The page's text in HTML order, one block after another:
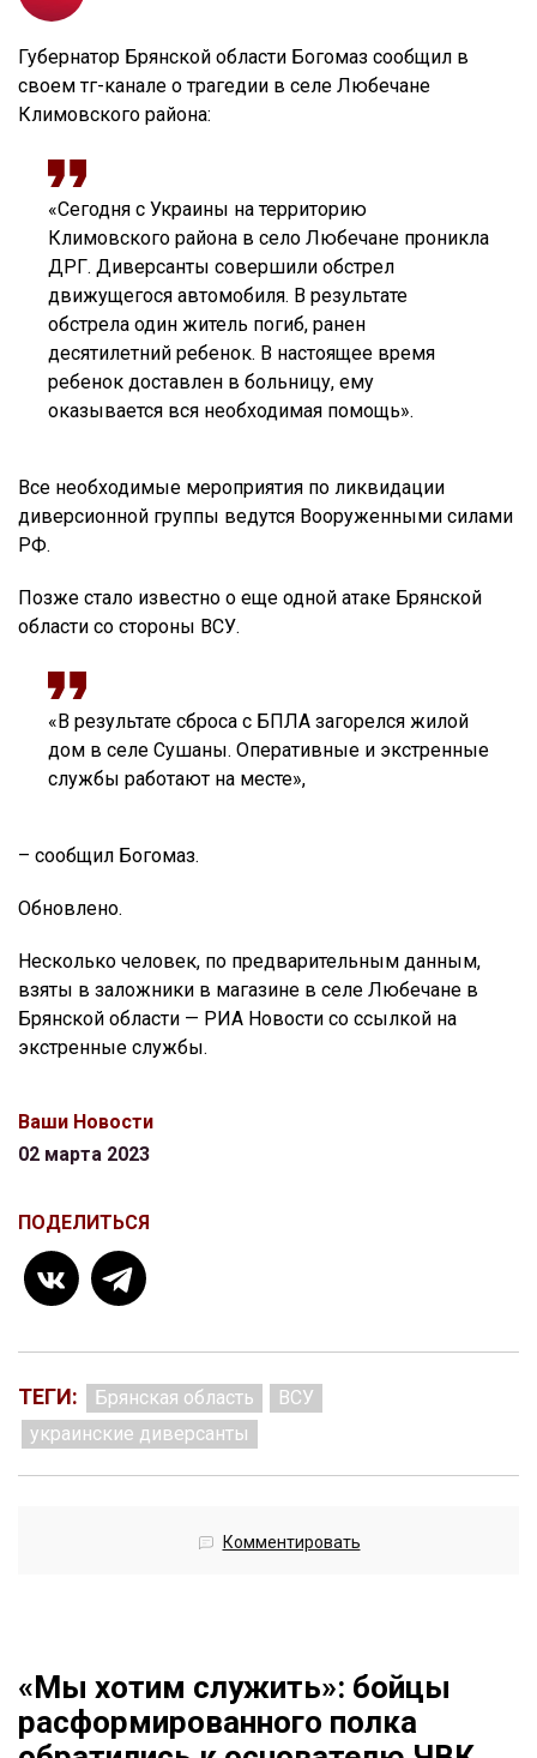
Губернатор Брянской области Богомаз сообщил в
своем тг-канале о трагедии в селе Любечане
Климовского района:
«Сегодня с Украины на территорию
Климовского района в село Любечане проникла
ДРГ. Диверсанты совершили обстрел
движущегося автомобиля. В результате
обстрела один житель погиб, ранен
десятилетний ребенок. В настоящее время
ребенок доставлен в больницу, ему
оказывается вся необходимая помощь».
Все необходимые мероприятия по ликвидации
диверсионной группы ведутся Вооруженными силами
РФ.
Позже стало известно о еще одной атаке Брянской
области со стороны ВСУ.
«В результате сброса с БПЛА загорелся жилой
дом в селе Сушаны. Оперативные и экстренные
службы работают на месте»,
– сообщил Богомаз.
Обновлено.
Несколько человек, по предварительным данным,
взяты в заложники в магазине в селе Любечане в
Брянской области — РИА Новости со ссылкой на
экстренные службы.
Ваши Новости
02 марта 2023
ПОДЕЛИТЬСЯ
ТЕГИ: Брянская область
ВСУ
украинские диверсанты
Комментировать
«Мы хотим служить»: бойцы
расформированного полка